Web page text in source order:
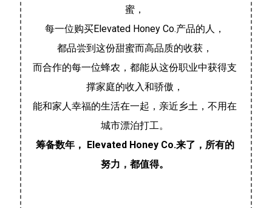
蜜，
每一位购买Elevated Honey Co.产品的人，
都品尝到这份甜蜜而高品质的收获，
而合作的每一位蜂农，都能从这份职业中获得支
撑家庭的收入和骄傲，
能和家人幸福的生活在一起，亲近乡土，不用在
城市漂泊打工。
筹备数年， Elevated Honey Co.来了，所有的
努力，都值得。